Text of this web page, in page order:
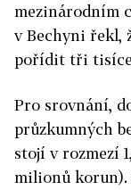
mezinárodním
v Bechyni řekl,
pořídit tři
Pro srovnání,
průzkumných
stojí v rozmezí
milionů korun).